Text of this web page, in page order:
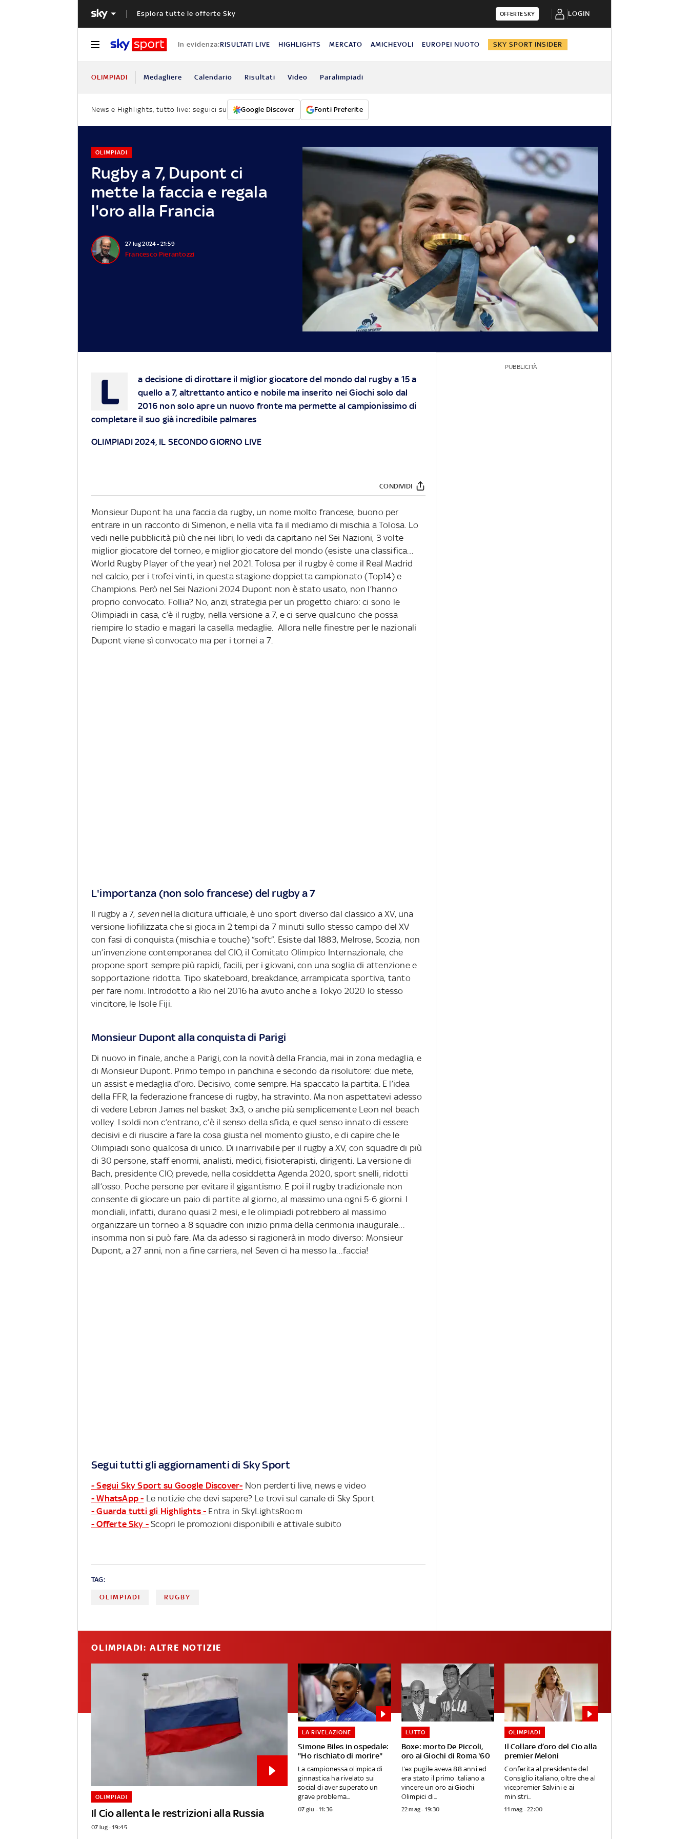
Esplora tutte le offerte Sky OFFERTE SKY LOGIN
In evidenza:RISULTATI LIVE HIGHLIGHTS MERCATO AMICHEVOLI EUROPEI NUOTO SKY SPORT INSIDER
OLIMPIADI Medagliere Calendario Risultati Video Paralimpiadi
News e Highlights, tutto live: seguici su Google Discover Fonti Preferite
Rugby a 7, Dupont ci
mette la faccia e regala
l'oro alla Francia
OLIMPIADI
27 lug 2024 - 21:59
Francesco Pierantozzi
L
a decisione di dirottare il miglior giocatore del mondo dal rugby a 15 a
quello a 7, altrettanto antico e nobile ma inserito nei Giochi solo dal
2016 non solo apre un nuovo fronte ma permette al campionissimo di
completare il suo già incredibile palmares
OLIMPIADI 2024, IL SECONDO GIORNO LIVE
CONDIVIDI
Monsieur Dupont ha una faccia da rugby, un nome molto francese, buono per
entrare in un racconto di Simenon, e nella vita fa il mediamo di mischia a Tolosa. Lo
vedi nelle pubblicità più che nei libri, lo vedi da capitano nel Sei Nazioni, 3 volte
miglior giocatore del torneo, e miglior giocatore del mondo (esiste una classifica…
World Rugby Player of the year) nel 2021. Tolosa per il rugby è come il Real Madrid
nel calcio, per i trofei vinti, in questa stagione doppietta campionato (Top14) e
Champions. Però nel Sei Nazioni 2024 Dupont non è stato usato, non l’hanno
proprio convocato. Follia? No, anzi, strategia per un progetto chiaro: ci sono le
Olimpiadi in casa, c’è il rugby, nella versione a 7, e ci serve qualcuno che possa
riempire lo stadio e magari la casella medaglie. Allora nelle finestre per le nazionali
Dupont viene sì convocato ma per i tornei a 7.
L'importanza (non solo francese) del rugby a 7
Il rugby a 7, seven nella dicitura ufficiale, è uno sport diverso dal classico a XV, una
versione liofilizzata che si gioca in 2 tempi da 7 minuti sullo stesso campo del XV
con fasi di conquista (mischia e touche) “soft”. Esiste dal 1883, Melrose, Scozia, non
un’invenzione contemporanea del CIO, il Comitato Olimpico Internazionale, che
propone sport sempre più rapidi, facili, per i giovani, con una soglia di attenzione e
sopportazione ridotta. Tipo skateboard, breakdance, arrampicata sportiva, tanto
per fare nomi. Introdotto a Rio nel 2016 ha avuto anche a Tokyo 2020 lo stesso
vincitore, le Isole Fiji.
Monsieur Dupont alla conquista di Parigi
Di nuovo in finale, anche a Parigi, con la novità della Francia, mai in zona medaglia, e
di Monsieur Dupont. Primo tempo in panchina e secondo da risolutore: due mete,
un assist e medaglia d’oro. Decisivo, come sempre. Ha spaccato la partita. E l’idea
della FFR, la federazione francese di rugby, ha stravinto. Ma non aspettatevi adesso
di vedere Lebron James nel basket 3x3, o anche più semplicemente Leon nel beach
volley. I soldi non c’entrano, c’è il senso della sfida, e quel senso innato di essere
decisivi e di riuscire a fare la cosa giusta nel momento giusto, e di capire che le
Olimpiadi sono qualcosa di unico. Di inarrivabile per il rugby a XV, con squadre di più
di 30 persone, staff enormi, analisti, medici, fisioterapisti, dirigenti. La versione di
Bach, presidente CIO, prevede, nella cosiddetta Agenda 2020, sport snelli, ridotti
all’osso. Poche persone per evitare il gigantismo. E poi il rugby tradizionale non
consente di giocare un paio di partite al giorno, al massimo una ogni 5-6 giorni. I
mondiali, infatti, durano quasi 2 mesi, e le olimpiadi potrebbero al massimo
organizzare un torneo a 8 squadre con inizio prima della cerimonia inaugurale…
insomma non si può fare. Ma da adesso si ragionerà in modo diverso: Monsieur
Dupont, a 27 anni, non a fine carriera, nel Seven ci ha messo la…faccia!
Segui tutti gli aggiornamenti di Sky Sport
- Segui Sky Sport su Google Discover- Non perderti live, news e video
- WhatsApp - Le notizie che devi sapere? Le trovi sul canale di Sky Sport
- Guarda tutti gli Highlights - Entra in SkyLightsRoom
- Offerte Sky - Scopri le promozioni disponibili e attivale subito
TAG:
OLIMPIADI RUGBY
PUBBLICITÀ
OLIMPIADI: ALTRE NOTIZIE
Il Cio allenta le restrizioni alla Russia
OLIMPIADI
07 lug - 19:45
Simone Biles in ospedale:
"Ho rischiato di morire"
LA RIVELAZIONE
La campionessa olimpica di
ginnastica ha rivelato sui
social di aver superato un
grave problema...
07 giu - 11:36
Boxe: morto De Piccoli,
oro ai Giochi di Roma '60
LUTTO
L’ex pugile aveva 88 anni ed
era stato il primo italiano a
vincere un oro ai Giochi
Olimpici di...
22 mag - 19:30
Il Collare d’oro del Cio alla
premier Meloni
OLIMPIADI
Conferita al presidente del
Consiglio italiano, oltre che al
vicepremier Salvini e ai
ministri...
11 mag - 22:00